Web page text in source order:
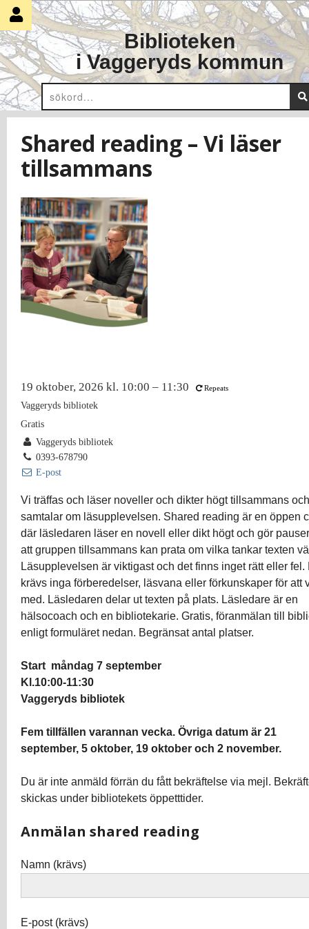
Skip
content
Biblioteken
i Vaggeryds kommun
Shared reading – Vi läser
tillsammans
19 oktober, 2026 kl. 10:00 – 11:30 Repeats
Vaggeryds bibliotek
Gratis
Vaggeryds bibliotek
0393-678790
E-post
Vi träffas och läser noveller och dikter högt tillsammans och
samtalar om läsupplevelsen. Shared reading är en öppen
där läsledaren läser en novell eller dikt högt och gör
att gruppen tillsammans kan prata om vilka tankar texten
Läsupplevelsen är viktigast och det finns inget rätt eller fel.
krävs inga förberedelser, läsvana eller förkunskaper för att
med. Läsledaren delar ut texten på plats. Läsledare är en
hälsocoach och en bibliotekarie. Gratis, föranmälan till
enligt formuläret nedan. Begränsat antal platser.
Start måndag 7 september
Kl.10:00-11:30
Vaggeryds bibliotek
Fem tillfällen varannan vecka. Övriga datum är 21
september, 5 oktober, 19 oktober och 2 november.
Du är inte anmäld förrän du fått bekräftelse via mejl.
skickas under bibliotekets öppetttider.
Anmälan shared reading
Namn (krävs)
E-post (krävs)